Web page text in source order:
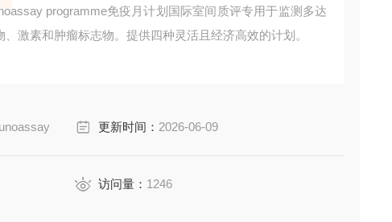
programme免疫月计划国际室间质评专用于监测多达
激素和肿瘤标志物。提供四种灵活且经济高效的计划。
更新时间： 2026-06-09
访问量： 1246